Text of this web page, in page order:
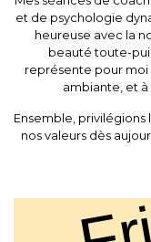
et de psychologie
heureuse avec la
beauté toute-
représente pour
ambiante, et
Ensemble, privilégions
nos valeurs dès